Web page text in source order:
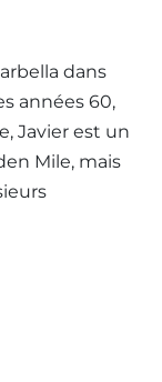
dans
années 60,
Javier est un
Mile, mais